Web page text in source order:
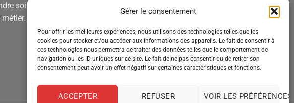
Gérer le consentement
Pour offrir les meilleures expériences, nous utilisons des technologies telles que les
cookies pour stocker et/ou accéder aux informations des appareils. Le fait de consentir à
ces technologies nous permettra de traiter des données telles que le comportement de
navigation ou les ID uniques sur ce site. Le fait de ne pas consentir ou de retirer son
consentement peut avoir un effet négatif sur certaines caractéristiques et fonctions.
ACCEPTER REFUSER VOIR LES PRÉFÉRENCES
soin de vos